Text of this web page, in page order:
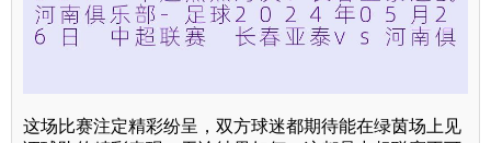
这场比赛注定精彩纷呈，双方球迷都期待能在绿茵场上见